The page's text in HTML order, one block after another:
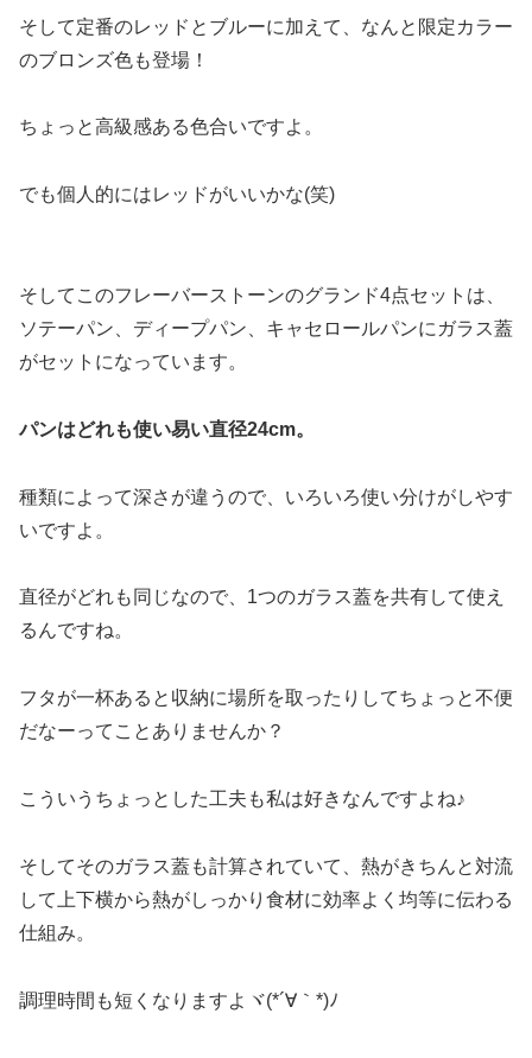
そして定番のレッドとブルーに加えて、なんと限定カラー
のブロンズ色も登場！
ちょっと高級感ある色合いですよ。
でも個人的にはレッドがいいかな(笑)
そしてこのフレーバーストーンのグランド4点セットは、
ソテーパン、ディープパン、キャセロールパンにガラス蓋
がセットになっています。
パンはどれも使い易い直径24cm。
種類によって深さが違うので、いろいろ使い分けがしやす
いですよ。
直径がどれも同じなので、1つのガラス蓋を共有して使え
るんですね。
フタが一杯あると収納に場所を取ったりしてちょっと不便
だなーってことありませんか？
こういうちょっとした工夫も私は好きなんですよね♪
そしてそのガラス蓋も計算されていて、熱がきちんと対流
して上下横から熱がしっかり食材に効率よく均等に伝わる
仕組み。
調理時間も短くなりますよヾ(*´∀｀*)ﾉ